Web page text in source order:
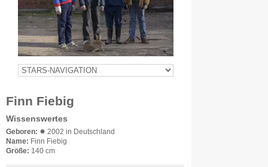
Finn Fiebig
Wissenswertes
Geboren: ✹ 2002 in Deutschland
Name: Finn Fiebig
Größe: 140 cm